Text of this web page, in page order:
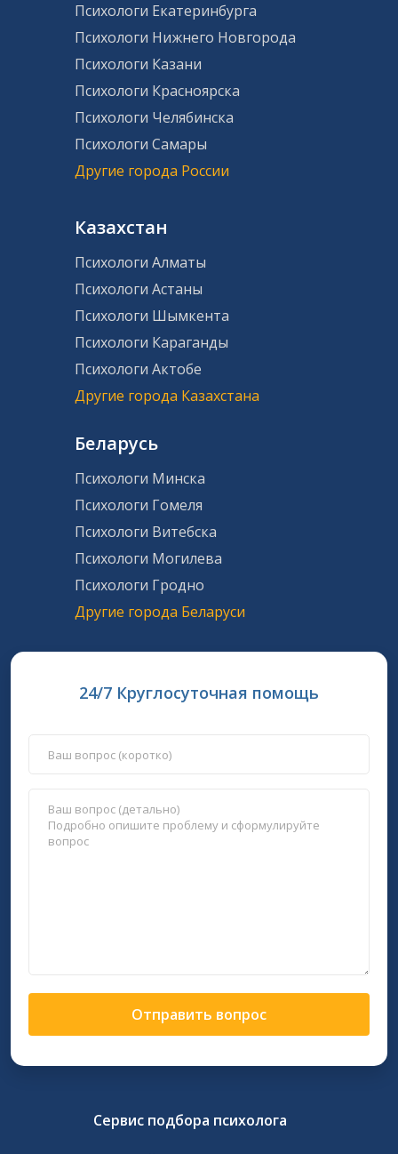
Психологи Екатеринбурга
Психологи Нижнего Новгорода
Психологи Казани
Психологи Красноярска
Психологи Челябинска
Психологи Самары
Другие города России
Казахстан
Психологи Алматы
Психологи Астаны
Психологи Шымкента
Психологи Караганды
Психологи Актобе
Другие города Казахстана
Беларусь
Психологи Минска
Психологи Гомеля
Психологи Витебска
Психологи Могилева
Психологи Гродно
Другие города Беларуси
24/7 Круглосуточная помощь
Отправить вопрос
Сервис подбора психолога